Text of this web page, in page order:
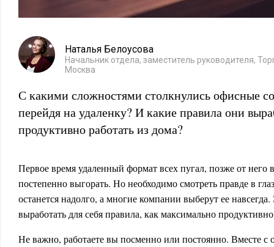
Наталья Белоусова
Начальник отдела, заместитель руководителя,
Москва
С какими сложностями столкнулись офисные
перейдя на удаленку? И какие правила они
продуктивно работать из дома?
Первое время удаленный формат всех пугал, позже от него
постепенно выгорать. Но необходимо смотреть правде в
останется надолго, а многие компании выберут ее
выработать для себя правила, как максимально
Не важно, работаете вы посменно или постоянно. Вместе